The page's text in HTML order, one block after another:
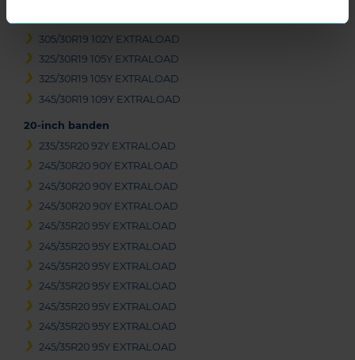
305/30R19 102Y EXTRALOAD
325/30R19 105Y EXTRALOAD
325/30R19 105Y EXTRALOAD
345/30R19 109Y EXTRALOAD
20-inch banden
235/35R20 92Y EXTRALOAD
245/30R20 90Y EXTRALOAD
245/30R20 90Y EXTRALOAD
245/30R20 90Y EXTRALOAD
245/35R20 95Y EXTRALOAD
245/35R20 95Y EXTRALOAD
245/35R20 95Y EXTRALOAD
245/35R20 95Y EXTRALOAD
245/35R20 95Y EXTRALOAD
245/35R20 95Y EXTRALOAD
245/35R20 95Y EXTRALOAD